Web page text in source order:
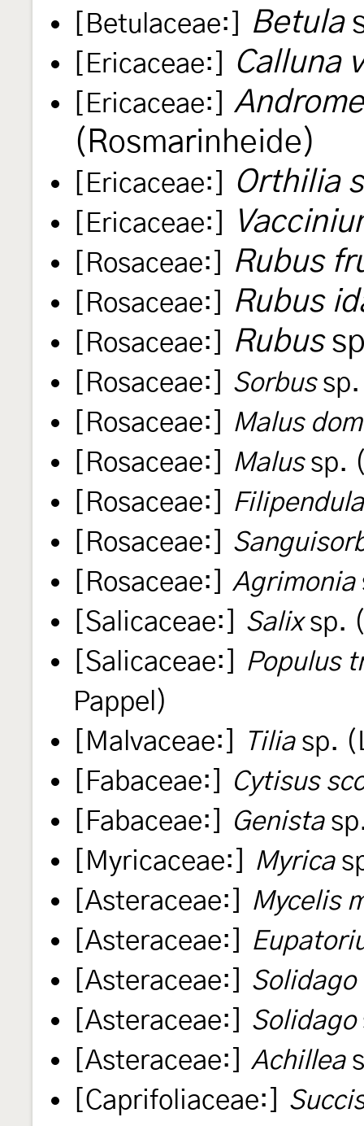
[Betulaceae:] Betula
[Ericaceae:] Calluna
[Ericaceae:]
(Rosmarinheide)
[Ericaceae:] Orthilia
[Ericaceae:]
[Rosaceae:] Rubus
[Rosaceae:] Rubus
[Rosaceae:] Rubus
[Rosaceae:] Sorbussp.
[Rosaceae:]
Malus
[Rosaceae:]
Malussp.
[Rosaceae:]
[Rosaceae:]
[Rosaceae:]
Agrimonia
[Salicaceae:]
Salixsp.
[Salicaceae:]
Populus
Pappel)
[Malvaceae:]
Tiliasp.
[Fabaceae:]
Cytisus
[Fabaceae:]
Genista
[Myricaceae:]
Myrica
[Asteraceae:]
Mycelis
[Asteraceae:]
[Asteraceae:]
[Asteraceae:]
Solidago
[Asteraceae:]
Achillea
[Caprifoliaceae:]